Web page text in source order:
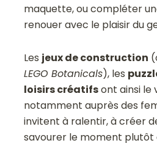
maquette, ou compléter
renouer avec le plaisir du
Les jeux de construction
LEGO Botanicals), les
loisirs créatifsont ainsi le
notamment auprès des
invitent à ralentir, à créer
savourer le moment plutôt